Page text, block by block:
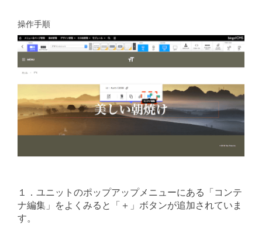
操作手順
１．ユニットのポップアップメニューにある「コンテ
ナ編集」をよくみると「＋」ボタンが追加されていま
す。